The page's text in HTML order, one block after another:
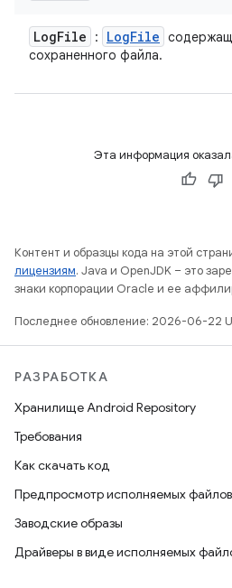
LogFile : LogFile
сохраненного файла.
Эта информация
Контент и образцы кода на этой
лицензиям. Java и OpenJDK – это
знаки корпорации Oracle и ее
Последнее обновление: 2026-06-22
РАЗРАБОТКА
Хранилище Android Repository
Требования
Как скачать код
Предпросмотр исполняемых файлов
Заводские образы
Драйверы в виде исполняемых